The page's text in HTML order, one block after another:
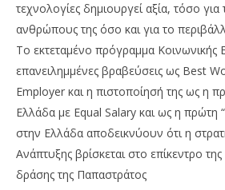
τεχνολογίες δημιουργεί αξία, τόσο για
ανθρώπους της όσο και για το
Το εκτεταμένο πρόγραμμα Κοινωνικής
επανειλημμένες βραβεύσεις ως Best
Employer και η πιστοποίησή της ως η
Ελλάδα με Equal Salary και ως η πρώτη
στην Ελλάδα αποδεικνύουν ότι η
Ανάπτυξης βρίσκεται στο επίκεντρο της
δράσης της Παπαστράτος